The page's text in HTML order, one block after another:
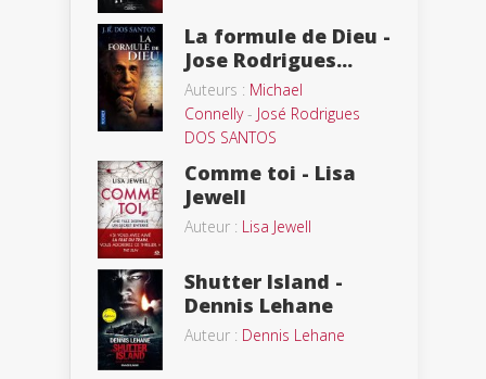
La formule de Dieu -
Jose Rodrigues...
Auteurs : Michael
Connelly- José Rodrigues
DOS SANTOS
Comme toi - Lisa
Jewell
Auteur : Lisa Jewell
Shutter Island -
Dennis Lehane
Auteur : Dennis Lehane